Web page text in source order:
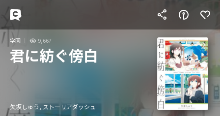
学園 9,667
君に紡ぐ傍白
矢坂しゅう, ストーリアダッシュ